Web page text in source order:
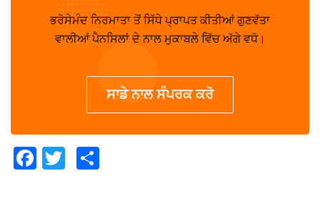
ਭਰੋਸੇਮੰਦ ਨਿਰਮਾਤਾ ਤੋਂ ਸਿੱਧੇ ਪ੍ਰਾਪਤ ਕੀਤੀਆਂ ਗੁਣਵੱਤਾ
ਵਾਲੀਆਂ ਪੈਨਸਿਲਾਂ ਦੇ ਨਾਲ ਮੁਕਾਬਲੇ ਵਿੱਚ ਅੱਗੇ ਵਧੋ।
ਸਾਡੇ ਨਾਲ ਸੰਪਰਕ ਕਰੋ
Facebook
Twitter